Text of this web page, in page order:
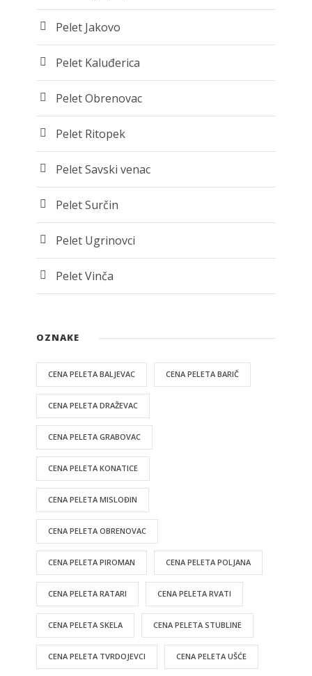
Pelet Jakovo
Pelet Kaluđerica
Pelet Obrenovac
Pelet Ritopek
Pelet Savski venac
Pelet Surčin
Pelet Ugrinovci
Pelet Vinča
OZNAKE
CENA PELETA BALJEVAC CENA PELETA BARIČ
CENA PELETA DRAŽEVAC
CENA PELETA GRABOVAC
CENA PELETA KONATICE
CENA PELETA MISLOĐIN
CENA PELETA OBRENOVAC
CENA PELETA PIROMAN CENA PELETA POLJANA
CENA PELETA RATARI CENA PELETA RVATI
CENA PELETA SKELA CENA PELETA STUBLINE
CENA PELETA TVRDOJEVCI CENA PELETA UŠĆE